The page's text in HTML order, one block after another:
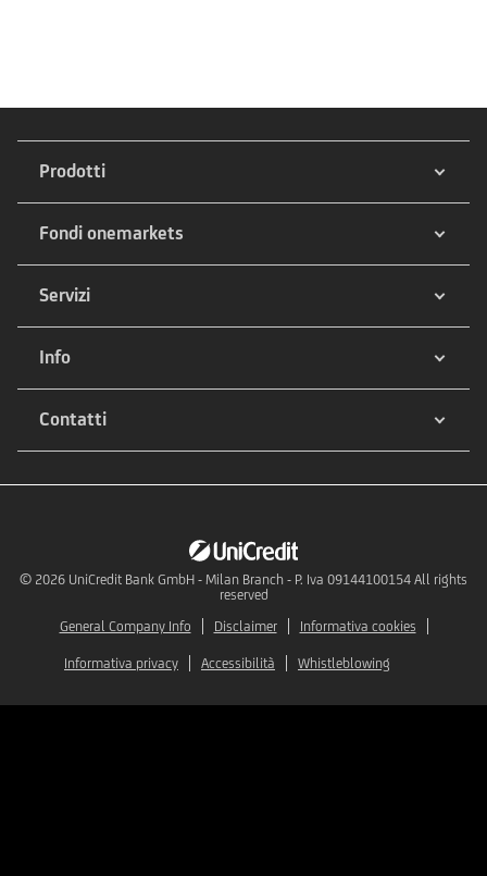
Prodotti
Fondi onemarkets
Servizi
Info
Contatti
© 2026 UniCredit Bank GmbH - Milan Branch - P. Iva 09144100154 All rights
reserved
General Company Info
Disclaimer Informativa cookies
Informativa privacy Accessibilità Whistleblowing